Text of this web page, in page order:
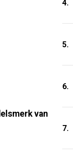
van
4.
5.
6.
7.